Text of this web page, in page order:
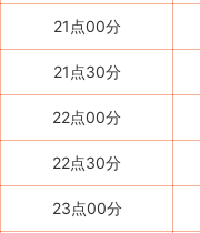
21点00分
21点30分
22点00分
22点30分
23点00分